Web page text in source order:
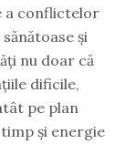
a conflictelor
și
nu doar că
dificile,
pe plan
și energie